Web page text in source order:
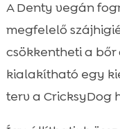
A Denty vegán
megfelelő
csökkentheti a
kialakítható egy
terv a CricksyDog